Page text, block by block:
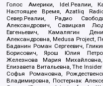
Голос Америки, Idel.Реалии,
Настоящее Время, Azatliq
Север.Реалии, Радио
Александрович, Савицкая
Евгеньевич, Камалягин
Александровна, Medusa Project,
Баданин Роман Сергеевич,
Борисович, Ярош Юлия
Железнова Мария
Елизавета Витальевна, The
Софья Романовна,
Владимировна, Постернак